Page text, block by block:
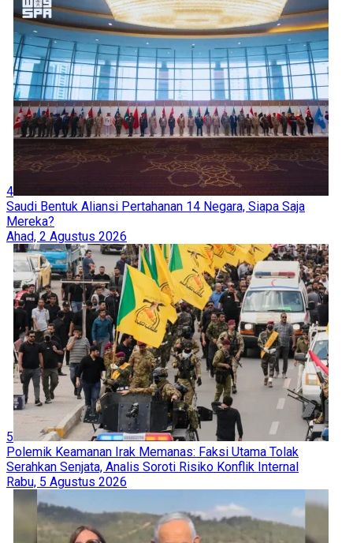
4
Saudi Bentuk Aliansi Pertahanan 14 Negara, Siapa Saja
Mereka?
Ahad, 2 Agustus 2026
5
Polemik Keamanan Irak Memanas: Faksi Utama Tolak
Serahkan Senjata, Analis Soroti Risiko Konflik Internal
Rabu, 5 Agustus 2026